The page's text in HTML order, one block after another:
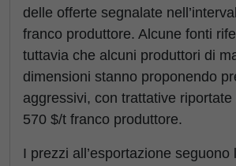
delle offerte segnalate
franco produttore. Alcune fonti
tuttavia che alcuni produttori di
dimensioni stanno proponendo
aggressivi, con trattative
570 $/t franco produttore.
I prezzi all’esportazione seguono